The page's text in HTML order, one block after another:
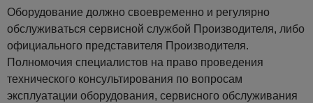
Оборудование должно своевременно и регулярно
обслуживаться сервисной службой Производителя, либо
официального представителя Производителя.
Полномочия специалистов на право проведения
технического консультирования по вопросам
эксплуатации оборудования, сервисного обслуживания